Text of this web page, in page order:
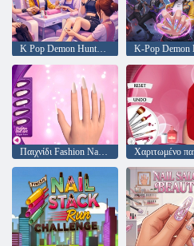
K Pop Demon Hunters Nail Studio
Παιχνίδι Fashion Nail Art Designs